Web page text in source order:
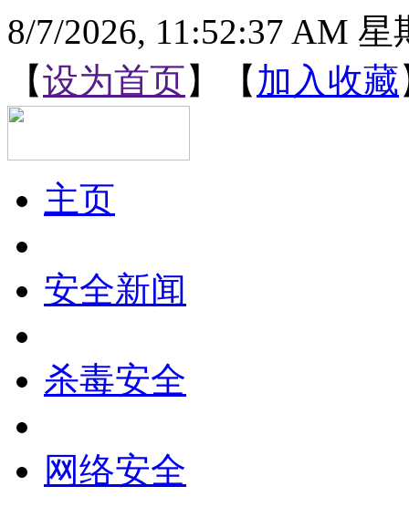
8/7/2026, 11:52:38 AM 星
【设为首页】【 加入收藏
主页
安全新闻
杀毒安全
网络安全